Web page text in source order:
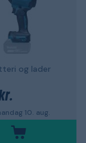
og lader
10. aug.